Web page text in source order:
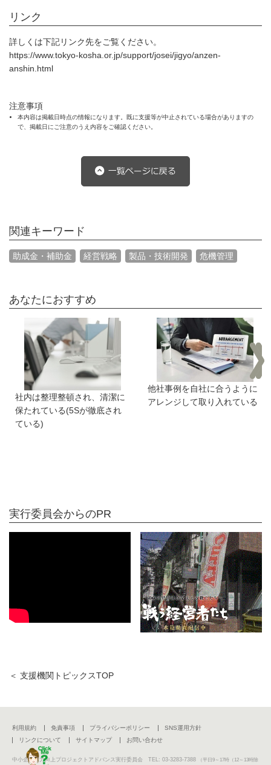
リンク
詳しくは下記リンク先をご覧ください。
https://www.tokyo-kosha.or.jp/support/josei/jigyo/anzen-
anshin.html
注意事項
本内容は掲載日時点の情報になります。既に支援等が中止されている場合がありますの
で、掲載日にご注意のうえ内容をご確認ください。
関連キーワード
助成金・補助金 経営戦略 製品・技術開発 危機管理
あなたにおすすめ
社内は整理整頓され、清潔に
保たれている(5Sが徹底され
ている)
他社事例を自社に合うように
アレンジして取り入れている
実行委員会からのPR
＜ 支援機関トピックスTOP
利用規約 免責事項 プライバシーポリシー
SNS運用方針
リンクについて
サイトマップ お問い合わせ
中小企業活力向上プロジェクトアドバンス実行委員会 TEL: 03-3283-7388 （平日9～17時（12～13時除